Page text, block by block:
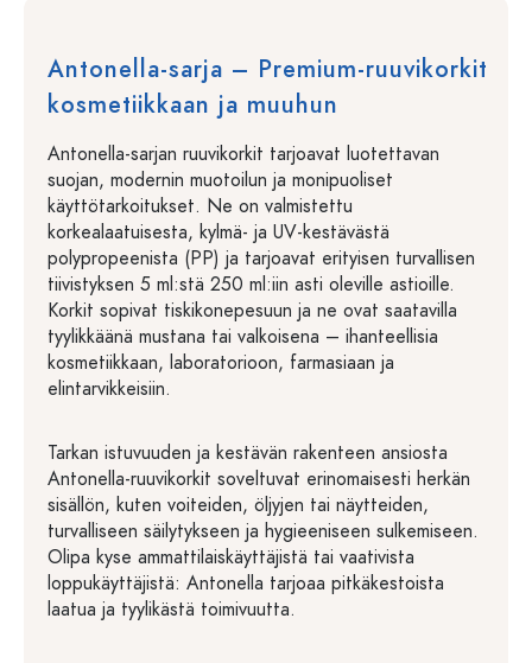
Antonella-sarja – Premium-ruuvikorkit
kosmetiikkaan ja muuhun
Antonella-sarjan ruuvikorkit tarjoavat luotettavan
suojan, modernin muotoilun ja monipuoliset
käyttötarkoitukset. Ne on valmistettu
korkealaatuisesta, kylmä- ja UV-kestävästä
polypropeenista (PP) ja tarjoavat erityisen turvallisen
tiivistyksen 5 ml:stä 250 ml:iin asti oleville astioille.
Korkit sopivat tiskikonepesuun ja ne ovat saatavilla
tyylikkäänä mustana tai valkoisena – ihanteellisia
kosmetiikkaan, laboratorioon, farmasiaan ja
elintarvikkeisiin.
Tarkan istuvuuden ja kestävän rakenteen ansiosta
Antonella-ruuvikorkit soveltuvat erinomaisesti herkän
sisällön, kuten voiteiden, öljyjen tai näytteiden,
turvalliseen säilytykseen ja hygieeniseen sulkemiseen.
Olipa kyse ammattilaiskäyttäjistä tai vaativista
loppukäyttäjistä: Antonella tarjoaa pitkäkestoista
laatua ja tyylikästä toimivuutta.